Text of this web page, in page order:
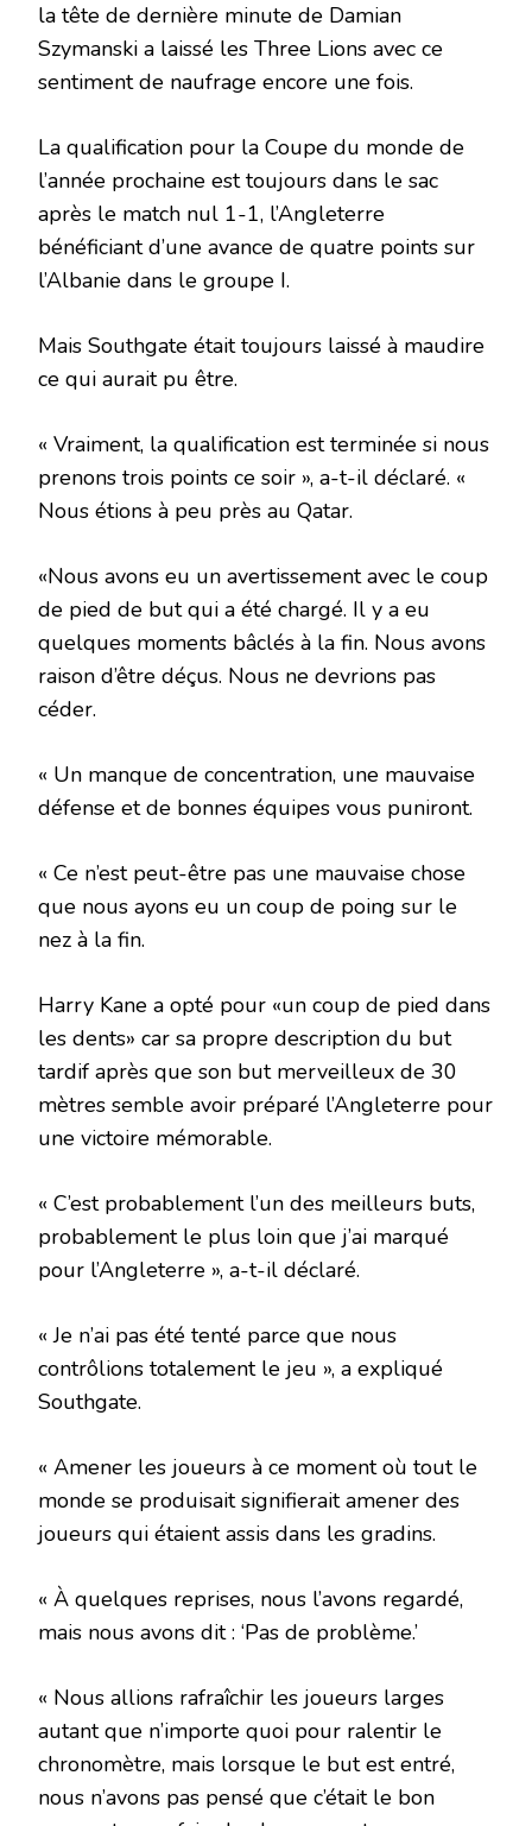
la tête de dernière minute de Damian
Szymanski a laissé les Three Lions avec ce
sentiment de naufrage encore une fois.
La qualification pour la Coupe du monde de
l’année prochaine est toujours dans le sac
après le match nul 1-1, l’Angleterre
bénéficiant d’une avance de quatre points sur
l’Albanie dans le groupe I.
Mais Southgate était toujours laissé à maudire
ce qui aurait pu être.
« Vraiment, la qualification est terminée si nous
prenons trois points ce soir », a-t-il déclaré. «
Nous étions à peu près au Qatar.
«Nous avons eu un avertissement avec le coup
de pied de but qui a été chargé. Il y a eu
quelques moments bâclés à la fin. Nous avons
raison d’être déçus. Nous ne devrions pas
céder.
« Un manque de concentration, une mauvaise
défense et de bonnes équipes vous puniront.
« Ce n’est peut-être pas une mauvaise chose
que nous ayons eu un coup de poing sur le
nez à la fin.
Harry Kane a opté pour «un coup de pied dans
les dents» car sa propre description du but
tardif après que son but merveilleux de 30
mètres semble avoir préparé l’Angleterre pour
une victoire mémorable.
« C’est probablement l’un des meilleurs buts,
probablement le plus loin que j’ai marqué
pour l’Angleterre », a-t-il déclaré.
« Je n’ai pas été tenté parce que nous
contrôlions totalement le jeu », a expliqué
Southgate.
« Amener les joueurs à ce moment où tout le
monde se produisait signifierait amener des
joueurs qui étaient assis dans les gradins.
« À quelques reprises, nous l’avons regardé,
mais nous avons dit : ‘Pas de problème.’
« Nous allions rafraîchir les joueurs larges
autant que n’importe quoi pour ralentir le
chronomètre, mais lorsque le but est entré,
nous n’avons pas pensé que c’était le bon